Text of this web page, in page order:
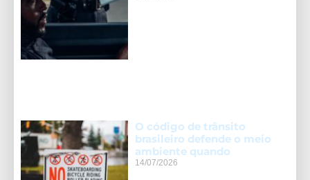
O código de trânsito
brasileiro defende o meio
ambiente quando
14/07/2026